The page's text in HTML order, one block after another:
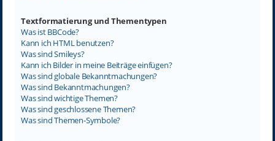
Textformatierung und Thementypen
Was ist BBCode?
Kann ich HTML benutzen?
Was sind Smileys?
Kann ich Bilder in meine Beiträge einfügen?
Was sind globale Bekanntmachungen?
Was sind Bekanntmachungen?
Was sind wichtige Themen?
Was sind geschlossene Themen?
Was sind Themen-Symbole?